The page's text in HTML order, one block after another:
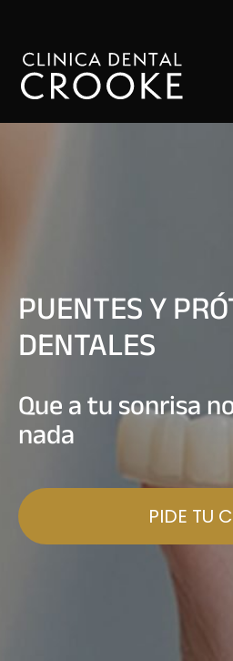
PUENTES Y
DENTALES
Que a tu sonrisa
nada
PIDE TU